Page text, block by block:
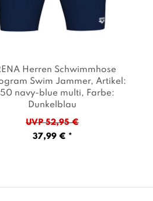
Herren Schwimmhose
Swim Jammer, Artikel:
navy-blue multi, Farbe:
Dunkelblau
UVP 52,95 €
37,99 € *